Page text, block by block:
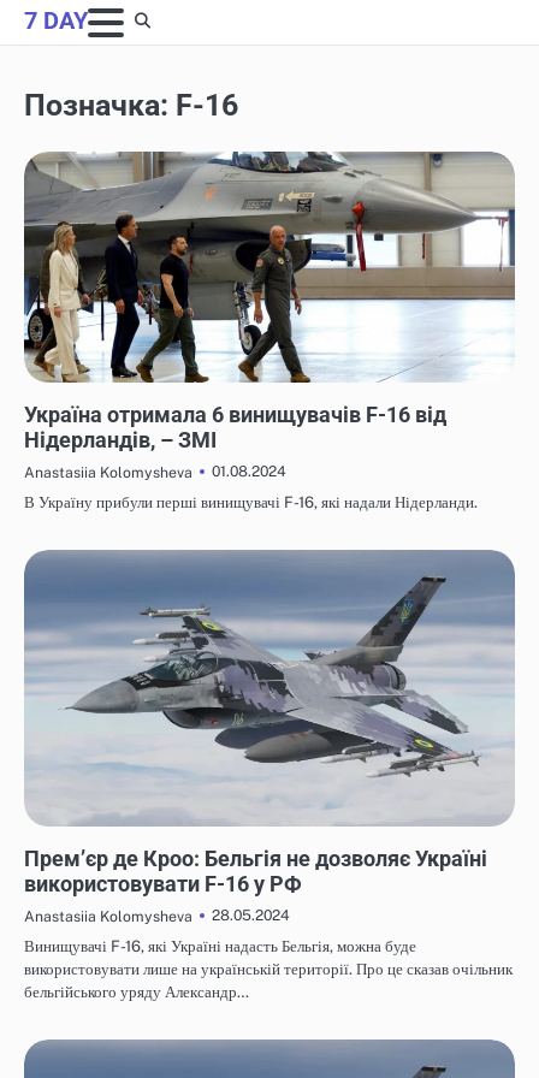
Skip
to
7 DAY
Позначка: F-16
Україна отримала 6 винищувачів F-16 від
Нідерландів, – ЗМІ
Anastasiia Kolomysheva
01.08.2024
В Україну прибули перші винищувачі F-16, які надали Нідерланди.
Прем’єр де Кроо: Бельгія не дозволяє Україні
використовувати F-16 у РФ
Anastasiia Kolomysheva
28.05.2024
Винищувачі F-16, які Україні надасть Бельгія, можна буде
використовувати лише на українській території. Про це сказав очільник
бельгійського уряду Александр…